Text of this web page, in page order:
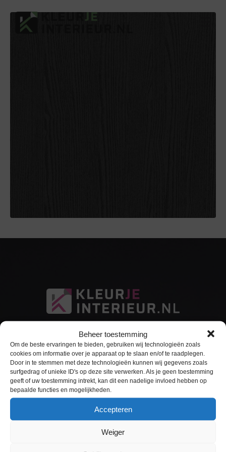
Beheer toestemming
Om de beste ervaringen te bieden, gebruiken wij technologieën zoals
cookies om informatie over je apparaat op te slaan en/of te raadplegen.
Door in te stemmen met deze technologieën kunnen wij gegevens zoals
surfgedrag of unieke ID's op deze site verwerken. Als je geen toestemming
geeft of uw toestemming intrekt, kan dit een nadelige invloed hebben op
bepaalde functies en mogelijkheden.
Accepteren
Weiger
Sitemap
Home
Interieurfolie